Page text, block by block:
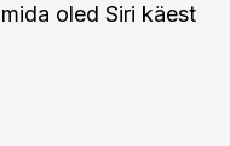
oled Siri käest